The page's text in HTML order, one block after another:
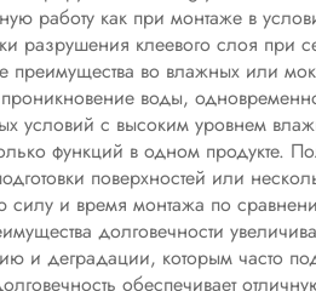
работу как при монтаже в
разрушения клеевого слоя при
преимущества во влажных или
воды,
с высоким уровнем
функций в одном продукте.
поверхностей или
силу и время монтажа по
долговечности
и деградации, которым часто
обеспечивает